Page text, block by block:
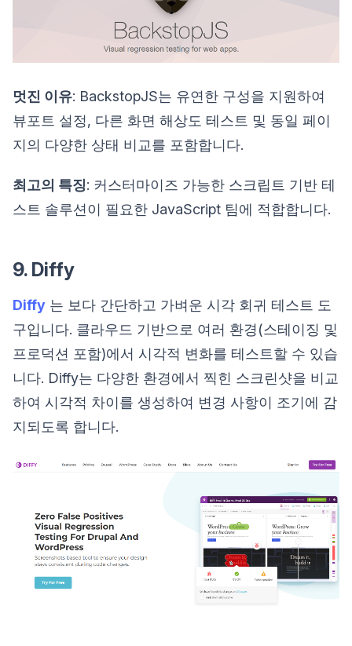
멋진 이유: BackstopJS는 유연한 구성을 지원하여
뷰포트 설정, 다른 화면 해상도 테스트 및 동일 페이
지의 다양한 상태 비교를 포함합니다.
최고의 특징: 커스터마이즈 가능한 스크립트 기반 테
스트 솔루션이 필요한 JavaScript 팀에 적합합니다.
9. Diffy
Diffy 는 보다 간단하고 가벼운 시각 회귀 테스트 도
구입니다. 클라우드 기반으로 여러 환경(스테이징 및
프로덕션 포함)에서 시각적 변화를 테스트할 수 있습
니다. Diffy는 다양한 환경에서 찍힌 스크린샷을 비교
하여 시각적 차이를 생성하여 변경 사항이 조기에 감
지되도록 합니다.